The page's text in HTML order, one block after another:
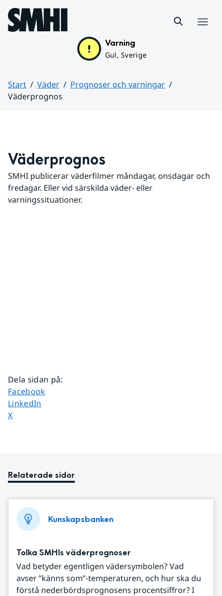
Hoppa till sidans innehåll
Varning
Gul, Sverige
Start Väder
Prognoser och varningar
Väderprognos
Väderprognos
SMHI publicerar väderfilmer måndagar, onsdagar och
fredagar. Eller vid särskilda väder- eller
varningssituationer.
Dela sidan på:
Dela sidan på
Facebook
Dela sidan på
LinkedIn
Dela sidan på
X
Relaterade sidor
Kunskapsbanken
Tolka SMHIs väderprognoser
Vad betyder egentligen vädersymbolen? Vad
avser ”känns som”-temperaturen, och hur ska du
förstå nederbördsprognosens procentsiffror? I